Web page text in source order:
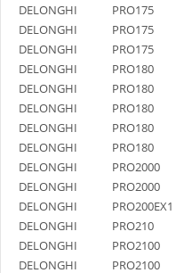
DELONGHI
PRO175
DELONGHI
PRO175
DELONGHI
PRO175
DELONGHI
PRO180
DELONGHI
PRO180
DELONGHI
PRO180
DELONGHI
PRO180
DELONGHI
PRO180
DELONGHI
PRO2000
DELONGHI
PRO2000
DELONGHI
PRO200EX1
DELONGHI
PRO210
DELONGHI
PRO2100
DELONGHI
PRO2100